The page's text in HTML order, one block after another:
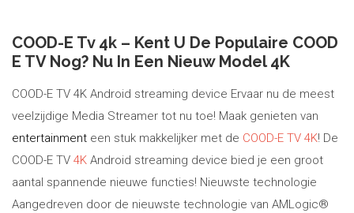
COOD-E Tv 4k – Kent U De Populaire COOD
E TV Nog? Nu In Een Nieuw Model 4K
COOD-E TV 4K Android streaming device Ervaar nu de meest
veelzijdige Media Streamer tot nu toe! Maak genieten van
entertainment een stuk makkelijker met de COOD-E TV 4K! De
COOD-E TV 4K Android streaming device bied je een groot
aantal spannende nieuwe functies! Nieuwste technologie
Aangedreven door de nieuwste technologie van AMLogic®